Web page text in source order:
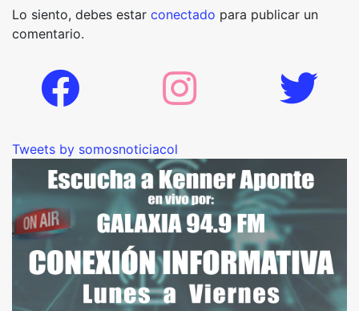
Lo siento, debes estar conectado para publicar un
comentario.
Tweets by somosnoticiacol